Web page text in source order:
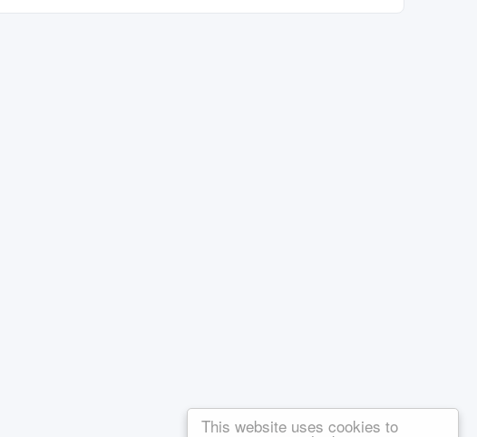
This website uses cookies to